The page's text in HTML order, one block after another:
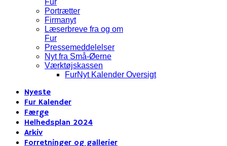
Fur
Portrætter
Firmanyt
Læserbreve fra og om
Fur
Pressemeddelelser
Nyt fra Små-Øerne
Værktøjskassen
FurNyt Kalender Oversigt
Nyeste
Fur Kalender
Færge
Helhedsplan 2024
Arkiv
Forretninger og gallerier